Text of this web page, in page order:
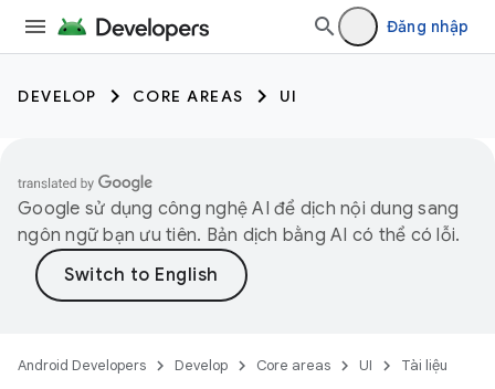
Đăng nhập
DEVELOP CORE AREAS UI
Google sử dụng công nghệ AI để dịch nội dung sang
ngôn ngữ bạn ưu tiên. Bản dịch bằng AI có thể có lỗi.
Android Developers Develop Core areas UI Tài liệu